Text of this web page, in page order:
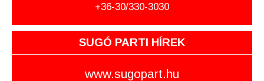
+36-30/330-3030
SUGÓ PARTI HÍREK
www.sugopart.hu